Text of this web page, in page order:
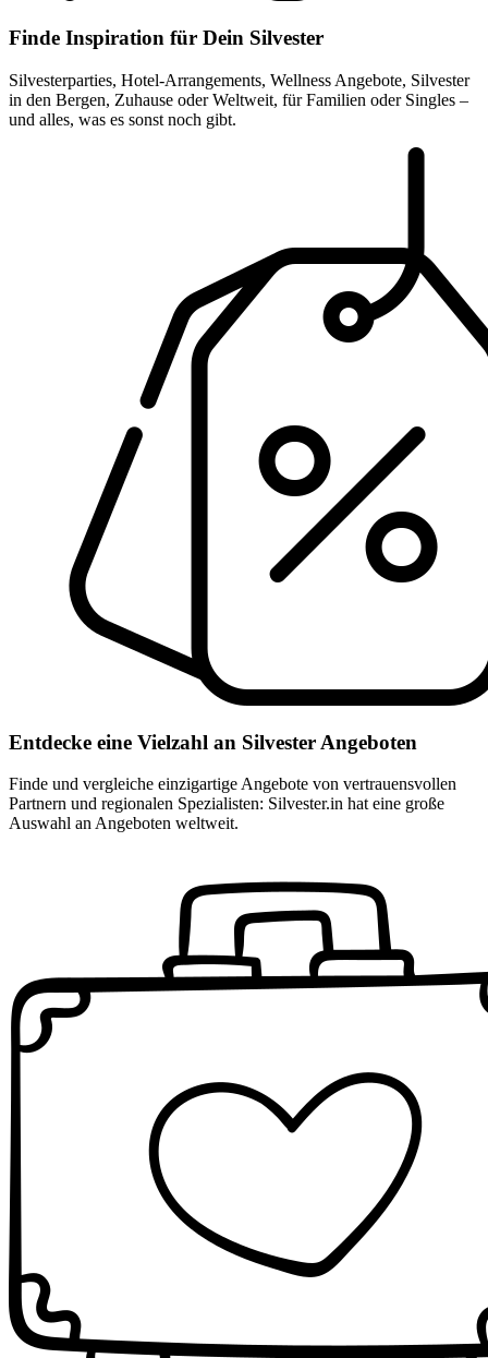
Finde Inspiration für Dein Silvester
Silvesterparties, Hotel-Arrangements, Wellness Angebote, Silvester
in den Bergen, Zuhause oder Weltweit, für Familien oder Singles –
und alles, was es sonst noch gibt.
Entdecke eine Vielzahl an Silvester Angeboten
Finde und vergleiche einzigartige Angebote von vertrauensvollen
Partnern und regionalen Spezialisten: Silvester.in hat eine große
Auswahl an Angeboten weltweit.